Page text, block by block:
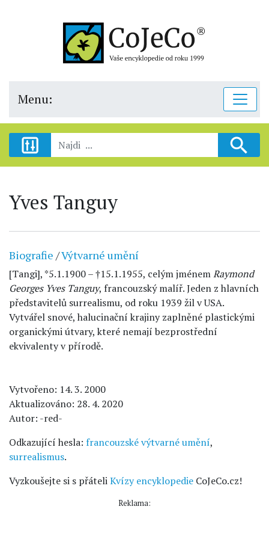
Menu:
Yves Tanguy
Biografie /Výtvarné umění
[Tangi], *5.1.1900 – †15.1.1955, celým jménemRaymond
Georges Yves Tanguy, francouzský malíř. Jeden z hlavních
představitelů surrealismu, od roku 1939 žil v USA.
Vytvářel snové, halucinační krajiny zaplněné plastickými
organickými útvary, které nemají bezprostřední
ekvivalenty v přírodě.
Vytvořeno: 14. 3. 2000
Aktualizováno: 28. 4. 2020
Autor: -red-
Odkazující hesla: francouzské výtvarné umění,
surrealismus.
Vyzkoušejte si s přáteliKvízy encyklopedie CoJeCo.cz!
Reklama: